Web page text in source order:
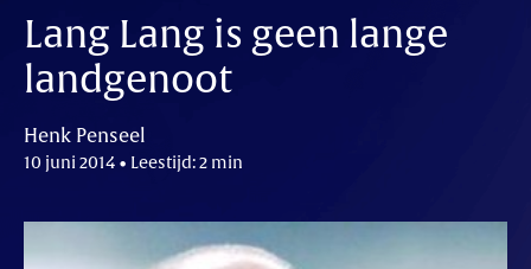
Lang Lang is geen lange
landgenoot
Henk Penseel
10 juni 2014 • Leestijd: 2 min